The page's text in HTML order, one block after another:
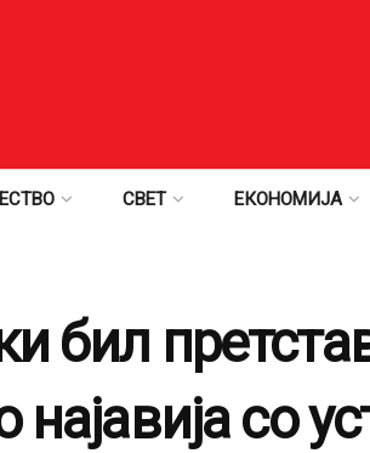
СВЕТ ЕКОНОМИЈА
бил
со